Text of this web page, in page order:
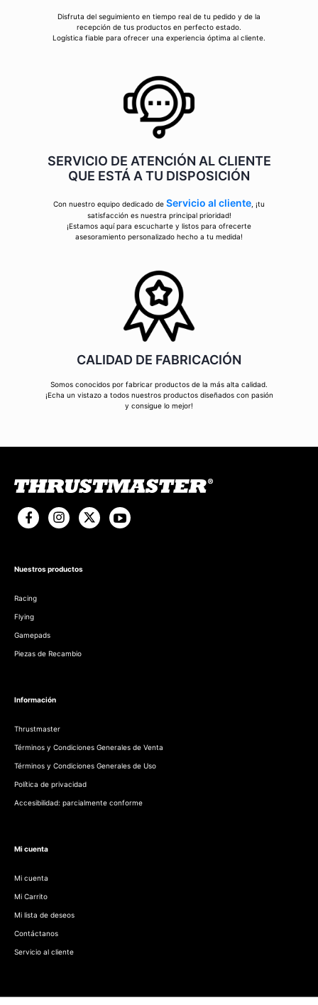
Disfruta del seguimiento en tiempo real de tu pedido y de la
recepción de tus productos en perfecto estado.
Logística fiable para ofrecer una experiencia óptima al cliente.
SERVICIO DE ATENCIÓN AL CLIENTE
QUE ESTÁ A TU DISPOSICIÓN
Con nuestro equipo dedicado de Servicio al cliente , ¡tu
satisfacción es nuestra principal prioridad!
¡Estamos aquí para escucharte y listos para ofrecerte
asesoramiento personalizado hecho a tu medida!
CALIDAD DE FABRICACIÓN
Somos conocidos por fabricar productos de la más alta calidad.
¡Echa un vistazo a todos nuestros productos diseñados con pasión
y consigue lo mejor!
Nuestros productos
Racing
Flying
Gamepads
Piezas de Recambio
Información
Thrustmaster
Términos y Condiciones Generales de Venta
Términos y Condiciones Generales de Uso
Política de privacidad
Accesibilidad: parcialmente conforme
Mi cuenta
Mi cuenta
Mi Carrito
Mi lista de deseos
Contáctanos
Servicio al cliente